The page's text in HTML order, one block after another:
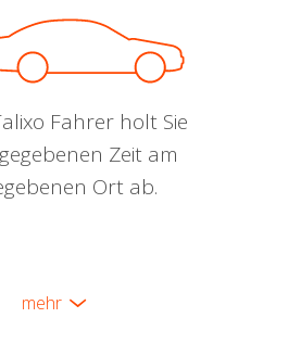
Fahrer holt Sie
Zeit am
Ort ab.
mehr